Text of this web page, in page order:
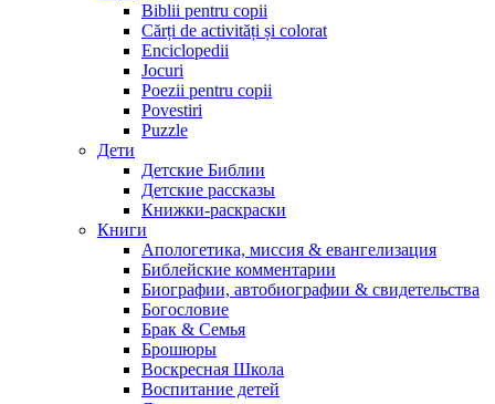
Biblii pentru copii
Cărți de activități și colorat
Enciclopedii
Jocuri
Poezii pentru copii
Povestiri
Puzzle
Дети
Детские Библии
Детские рассказы
Книжки-раскраски
Книги
Апологетика, миссия & евангелизация
Библейские комментарии
Биографии, автобиографии & свидетельства
Богословие
Брак & Семья
Брошюры
Воскресная Школа
Воспитание детей